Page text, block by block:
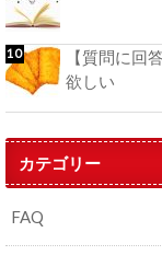
【質問に回
欲しい
カテゴリー
FAQ